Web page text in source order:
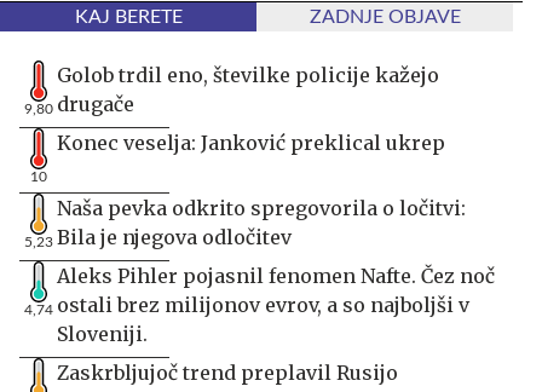
KAJ BERETE ZADNJE OBJAVE
9,80
Golob trdil eno, številke policije kažejo
drugače
10
Konec veselja: Janković preklical ukrep
5,23
Naša pevka odkrito spregovorila o ločitvi:
Bila je njegova odločitev
4,74
Aleks Pihler pojasnil fenomen Nafte. Čez noč
ostali brez milijonov evrov, a so najboljši v
Sloveniji.
Zaskrbljujoč trend preplavil Rusijo